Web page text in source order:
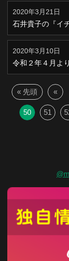
2020年3月21日
石井貴子の『イ
2020年3月10日
令和２年４月よ
« 先頭 «
50 51